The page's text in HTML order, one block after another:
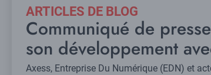
ARTICLES DE BLOG
Communiqué de
son développement
Axess, Entreprise Du Numérique (EDN) et